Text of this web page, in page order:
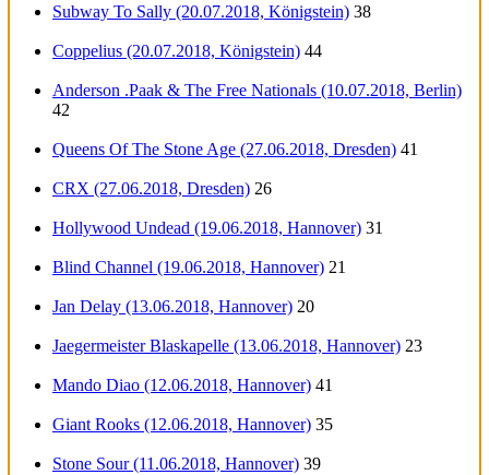
Subway To Sally (20.07.2018, Königstein) 38
Coppelius (20.07.2018, Königstein) 44
Anderson .Paak & The Free Nationals (10.07.2018, Berlin)
42
Queens Of The Stone Age (27.06.2018, Dresden) 41
CRX (27.06.2018, Dresden) 26
Hollywood Undead (19.06.2018, Hannover) 31
Blind Channel (19.06.2018, Hannover) 21
Jan Delay (13.06.2018, Hannover) 20
Jaegermeister Blaskapelle (13.06.2018, Hannover) 23
Mando Diao (12.06.2018, Hannover) 41
Giant Rooks (12.06.2018, Hannover) 35
Stone Sour (11.06.2018, Hannover) 39